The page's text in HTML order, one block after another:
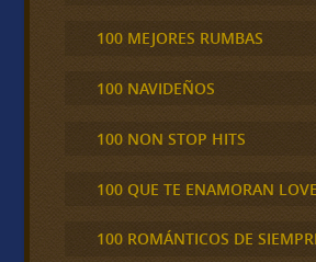
100 MEJORES RUMBAS
100 NAVIDEÑOS
100 NON STOP HITS
100 QUE TE ENAMORAN
100 ROMÁNTICOS DE